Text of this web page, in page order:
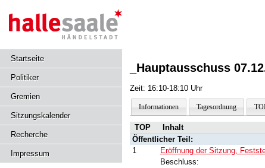
Startseite
Politiker
Gremien
Sitzungskalender
Recherche
Impressum
_Hauptausschuss
Zeit: 16:10-18:10 Uhr
Informationen Tagesordnung
TOP Inhalt
Öffentlicher Teil:
1
Eröffnung der Sitzung,
Beschluss: